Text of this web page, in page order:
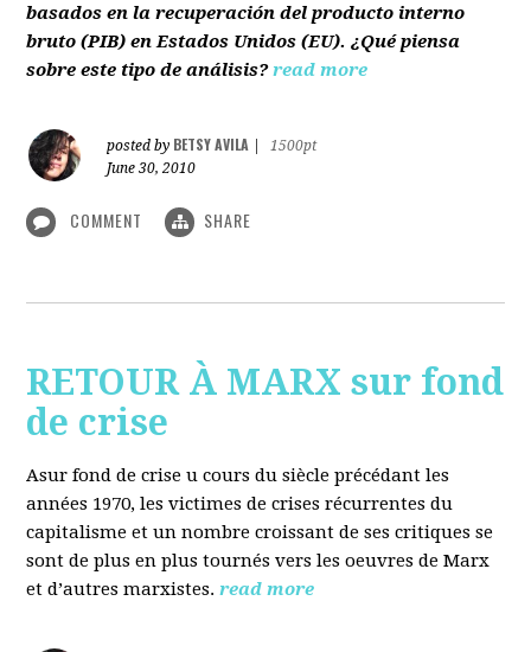
basados en la recuperación del producto interno
bruto(PIB)en Estados Unidos(EU). ¿Qué piensa
sobre este tipo de análisis? read more
posted by BETSY AVILA
1500pt
June 30, 2010
COMMENT SHARE
RETOUR À MARX sur fond
de crise
Asur fond de crise u cours du siècle précédant les
années 1970, les victimes de crises récurrentes du
capitalisme et un nombre croissant de ses critiques se
sont de plus en plus tournés vers les oeuvres de Marx
et d’autres marxistes. read more